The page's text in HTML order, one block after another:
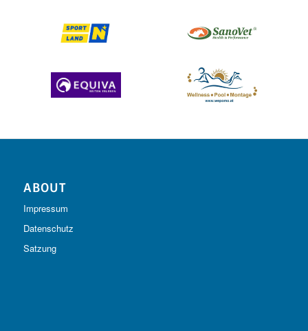
ABOUT
Impressum
Datenschutz
Satzung